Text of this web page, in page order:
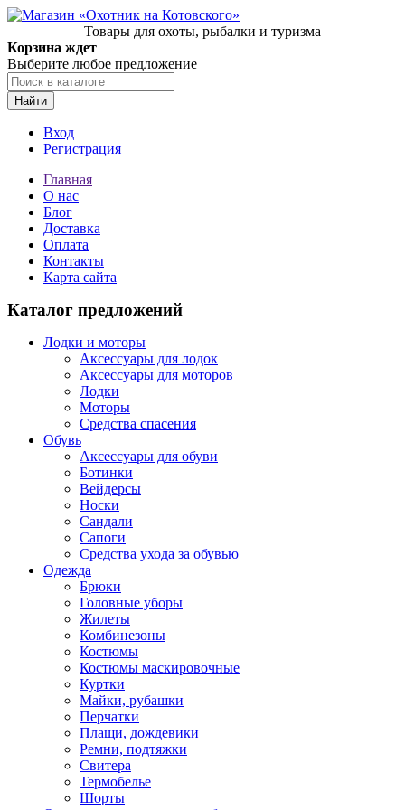
Товары для охоты, рыбалки и туризма
Корзина ждет
Выберите любое предложение
Найти
Вход
Регистрация
Главная
О нас
Блог
Доставка
Оплата
Контакты
Карта сайта
Каталог предложений
Лодки и моторы
Аксессуары для лодок
Аксессуары для моторов
Лодки
Моторы
Средства спасения
Обувь
Аксессуары для обуви
Ботинки
Вейдерсы
Носки
Сандали
Сапоги
Средства ухода за обувью
Одежда
Брюки
Головные уборы
Жилеты
Комбинезоны
Костюмы
Костюмы маскировочные
Куртки
Майки, рубашки
Перчатки
Плащи, дождевики
Ремни, подтяжки
Свитера
Термобелье
Шорты